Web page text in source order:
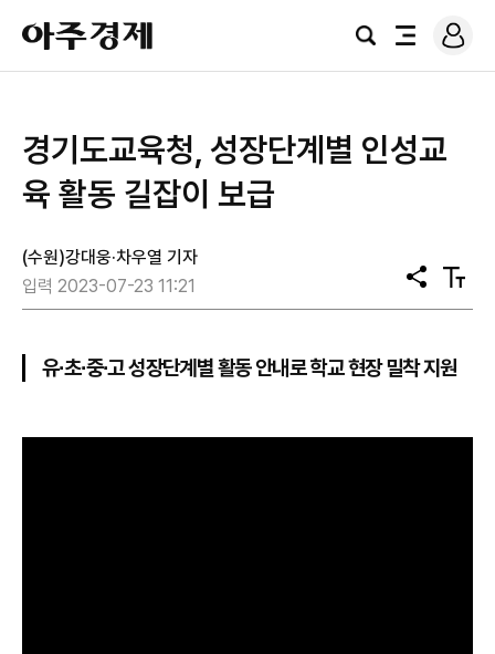
아
주
경
검
전
로
그
경기도교육청, 성장단계별 인성교
육 활동 길잡이 보급
(수원)강대웅·차우열 기자
입력 2023-07-23 11:21
공
유
텍
스
기
유∙초∙중∙고 성장단계별 활동 안내로 학교 현장 밀착 지원